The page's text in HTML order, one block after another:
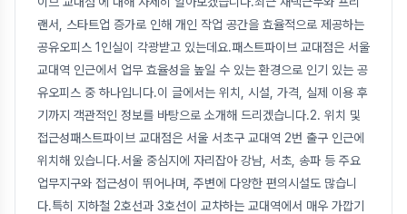
랜서, 스타트업 증가로 인해 개인 작업 공간을 효율적으로 제공하는
공유오피스 1인실이 각광받고 있는데요.패스트파이브 교대점은 서울
교대역 인근에서 업무 효율성을 높일 수 있는 환경으로 인기 있는 공
유오피스 중 하나입니다.이 글에서는 위치, 시설, 가격, 실제 이용 후
기까지 객관적인 정보를 바탕으로 소개해 드리겠습니다.2. 위치 및
접근성패스트파이브 교대점은 서울 서초구 교대역 2번 출구 인근에
위치해 있습니다.서울 중심지에 자리잡아 강남, 서초, 송파 등 주요
업무지구와 접근성이 뛰어나며, 주변에 다양한 편의시설도 많습니
다.특히 지하철 2호선과 3호선이 교차하는 교대역에서 매우 가깝기